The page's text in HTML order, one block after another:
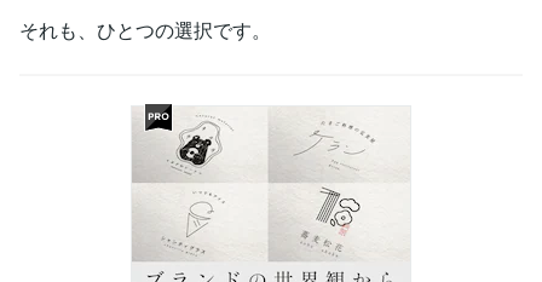
それも、ひとつの選択です。